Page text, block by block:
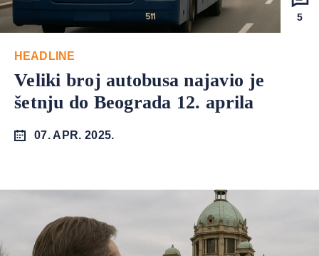
5
HEADLINE
Veliki broj autobusa najavio je
šetnju do Beograda 12. aprila
07. APR. 2025.